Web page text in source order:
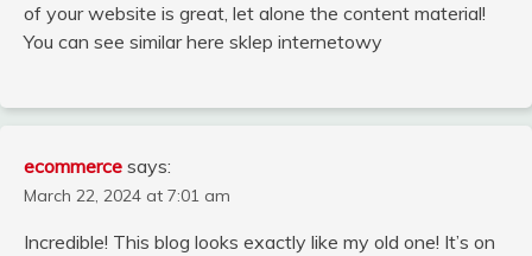
of your website is great, let alone the content material!
You can see similar here sklep internetowy
ecommerce says:
March 22, 2024 at 7:01 am
Incredible! This blog looks exactly like my old one! It’s on